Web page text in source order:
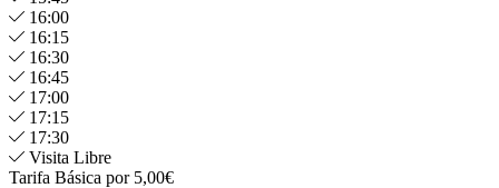
16:00
16:15
16:30
16:45
17:00
17:15
17:30
Visita Libre
Tarifa Básica por 5,00€